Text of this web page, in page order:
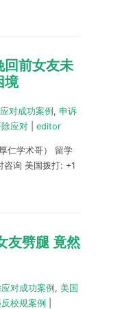
回前女友未
境
对成功案例 , 申诉
应对 editor
仁学术哥） 留学
咨询 美国拨打: +1
友劈腿 竟然
对成功案例, 美国
校规案例